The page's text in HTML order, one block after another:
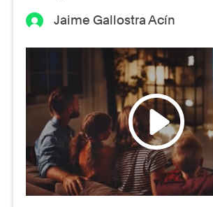
Jaime Gallostra Acín